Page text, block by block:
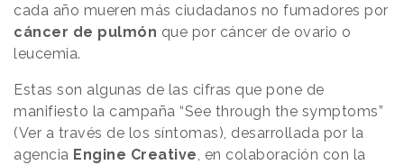
cada año mueren más ciudadanos no fumadores por
cáncer de pulmón que por cáncer de ovario o
leucemia.
Estas son algunas de las cifras que pone de
manifiesto la campaña “See through the symptoms”
(Ver a través de los síntomas), desarrollada por la
agencia Engine Creative, en colaboración con la